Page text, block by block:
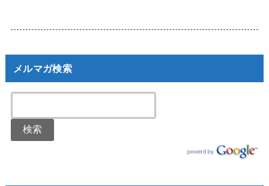
メルマガ検索